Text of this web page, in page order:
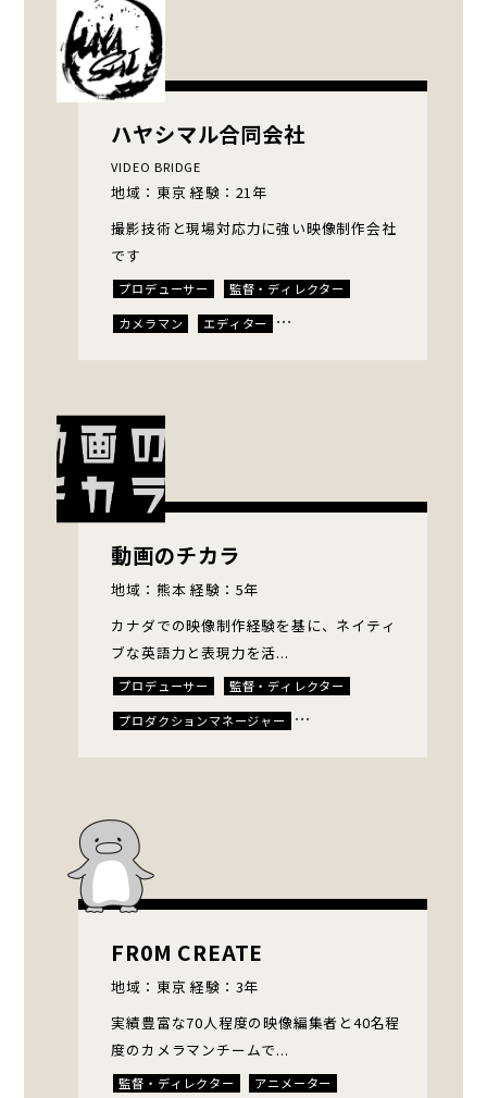
ハヤシマル合同会社
VIDEO BRIDGE
地域：東京 経験：21年
撮影技術と現場対応力に強い映像制作会社
です
プロデューサー
監督・ディレクター
カメラマン
エディター
キャスティングディレクター
動画のチカラ
地域：熊本 経験：5年
カナダでの映像制作経験を基に、ネイティ
ブな英語力と表現力を活...
プロデューサー
監督・ディレクター
プロダクションマネージャー
脚本家・構成作家
プランナー・リサーチャー
カメラマン
音声収録
送出・配信技術者
キャスティングディレクター
ナレーター・声優
アナウンサー・キャスター
Youtuber・ライバー・TikToker
エキストラ
FR0M CREATE
地域：東京 経験：3年
実績豊富な70人程度の映像編集者と40名程
度のカメラマンチームで...
監督・ディレクター
アニメーター